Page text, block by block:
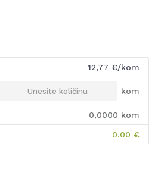
12,77 €/kom
kom
0,0000 kom
0,00 €